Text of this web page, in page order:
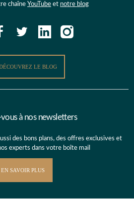
chaîne YouTube et notre blog
LE BLOG
vous à nos newsletters
des bons plans, des offres exclusives et
experts dans votre boîte mail
EN SAVOIR PLUS